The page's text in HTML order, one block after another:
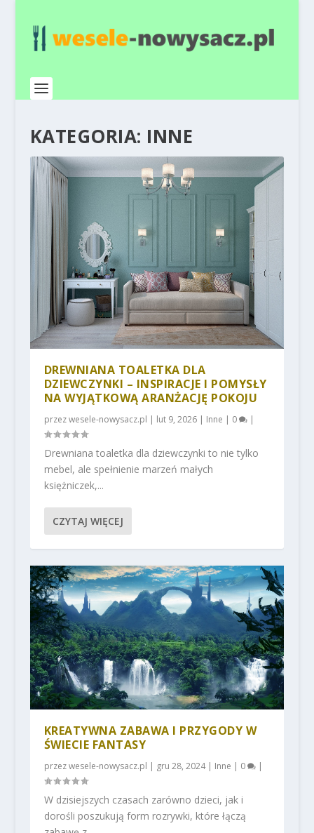
KATEGORIA: INNE
DREWNIANA TOALETKA DLA
DZIEWCZYNKI – INSPIRACJE I POMYSŁY
NA WYJĄTKOWĄ ARANŻACJĘ POKOJU
przezwesele-nowysacz.pl | lut 9, 2026| Inne | 0 |
Drewniana toaletka dla dziewczynki to nie tylko
mebel, ale spełnienie marzeń małych
księżniczek,...
CZYTAJ WIĘCEJ
KREATYWNA ZABAWA I PRZYGODY W
ŚWIECIE FANTASY
przezwesele-nowysacz.pl | gru 28, 2024| Inne | 0 |
W dzisiejszych czasach zarówno dzieci, jak i
dorośli poszukują form rozrywki, które łączą